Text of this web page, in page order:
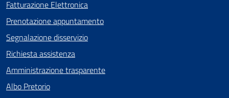
Fatturazione Elettronica
Prenotazione appuntamento
Segnalazione disservizio
Richiesta assistenza
Amministrazione trasparente
Albo Pretorio